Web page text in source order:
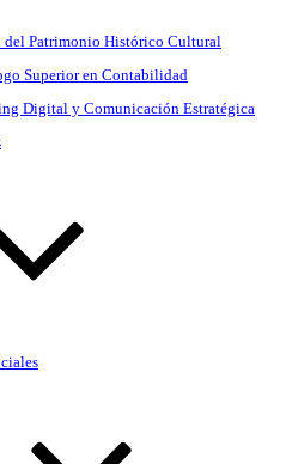
del Patrimonio Histórico Cultural
Superior en Contabilidad
Digital y Comunicación Estratégica